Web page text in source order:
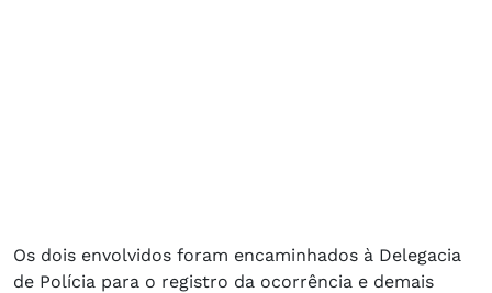
Os dois envolvidos foram encaminhados à Delegacia
de Polícia para o registro da ocorrência e demais